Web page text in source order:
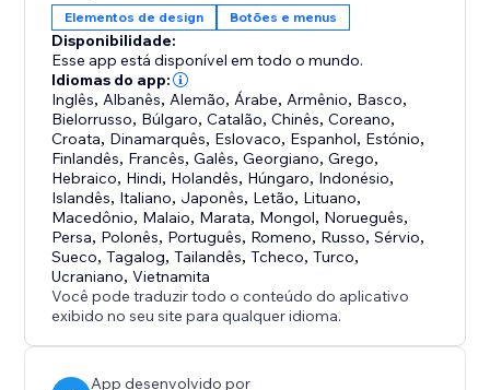
Elementos de design Botões e menus
Disponibilidade:
Esse app está disponível em todo o mundo.
Idiomas do app:
Inglês, Albanês, Alemão, Árabe, Armênio, Basco,
Bielorrusso, Búlgaro,Catalão,Chinês,Coreano,
Croata, Dinamarquês, Eslovaco, Espanhol, Estónio,
Finlandês, Francês,Galês,Georgiano,Grego,
Hebraico, Hindi, Holandês, Húngaro, Indonésio,
Islandês, Italiano, Japonês, Letão, Lituano,
Macedônio, Malaio, Marata, Mongol, Norueguês,
Persa, Polonês, Português, Romeno, Russo,Sérvio,
Sueco,Tagalog,Tailandês,Tcheco,Turco,
Ucraniano,Vietnamita
Você pode traduzir todo o conteúdo do aplicativo
exibido no seu site para qualquer idioma.
App desenvolvido por